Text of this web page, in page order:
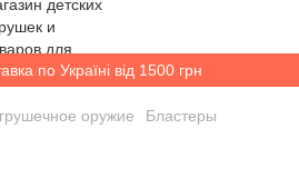
по Україні від 1500 грн
оружие Бластеры